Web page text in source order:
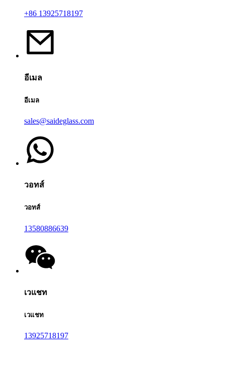
+86 13925718197
อีเมล
อีเมล
sales@saideglass.com
วอทส์
วอทส์
13580886639
เวแชท
เวแชท
13925718197